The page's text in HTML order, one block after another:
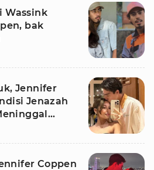
Wassink
bak
Jennifer
Jenazah
Coppen